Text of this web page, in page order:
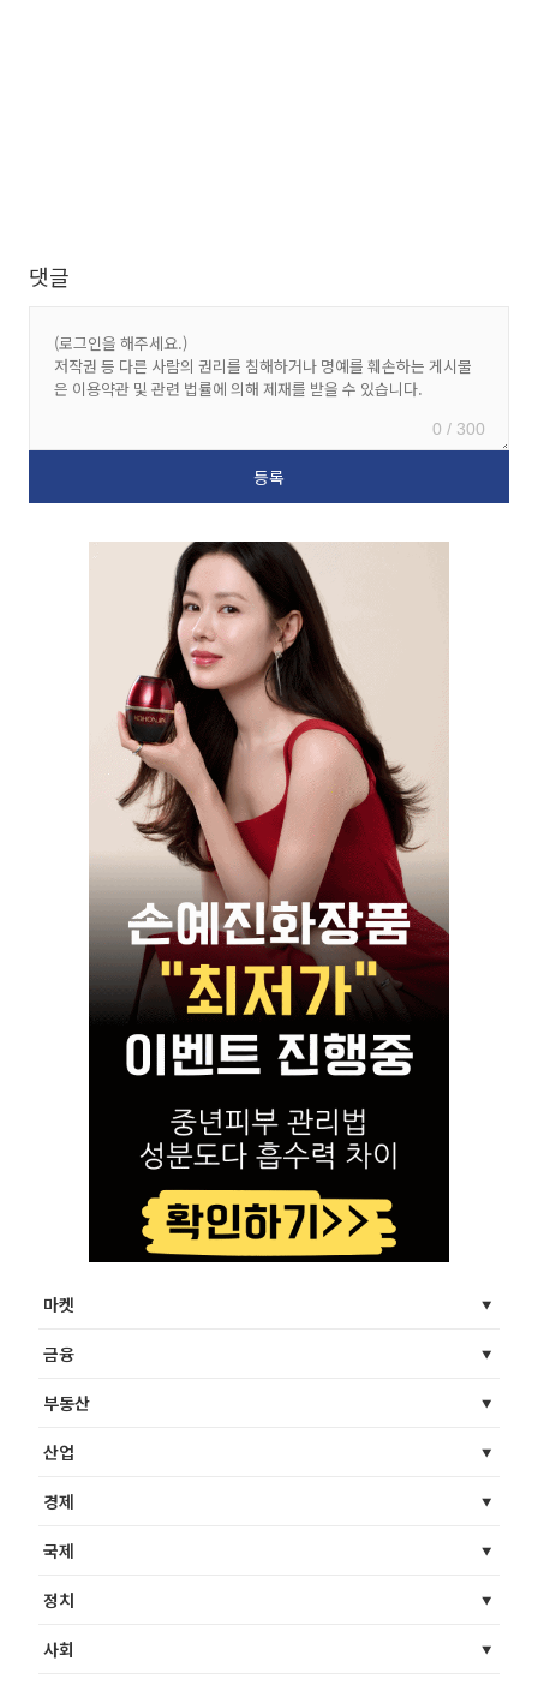
댓글
0 / 300
마켓
금융
부동산
산업
경제
국제
정치
사회